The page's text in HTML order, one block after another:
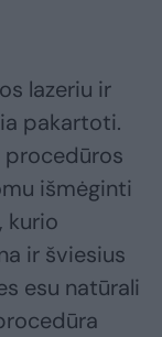
lazeriu ir
pakartoti.
procedūros
išmėginti
kurio
ir šviesius
esu natūrali